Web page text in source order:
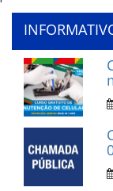
'